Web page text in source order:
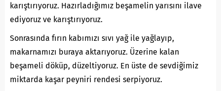
karıştırıyoruz. Hazırladığımız beşamelin yarısını ilave
ediyoruz ve karıştırıyoruz.
Sonrasında fırın kabımızı sıvı yağ ile yağlayıp,
makarnamızı buraya aktarıyoruz. Üzerine kalan
beşameli döküp, düzeltiyoruz. En üste de sevdiğimiz
miktarda kaşar peyniri rendesi serpiyoruz.